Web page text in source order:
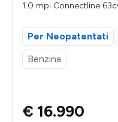
1.0 mpi Connectline
Per Neopatentati
Benzina
€ 16.990